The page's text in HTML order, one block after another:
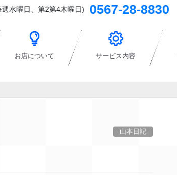
水曜日、第2第4木曜日) 0567-28-8830
お店について サービス内容
山本日記